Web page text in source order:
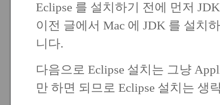
Eclipse 를 설치하기 전에 먼저
이전 글에서 Mac 에 JDK 를 설치
니다.
다음으로 Eclipse 설치는 그냥
만 하면 되므로 Eclipse 설치는 생